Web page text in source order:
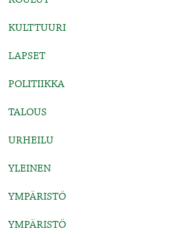
KULTTUURI
LAPSET
POLITIIKKA
TALOUS
URHEILU
YLEINEN
YMPÄRISTÖ
YMPÄRISTÖ